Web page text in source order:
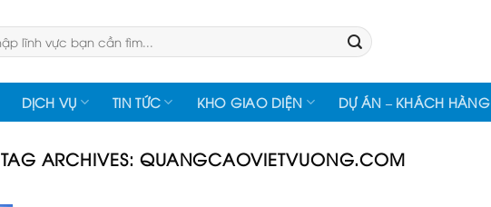
DỊCH VỤ TIN TỨC KHO GIAO DIỆN DỰ ÁN – KHÁCH HÀNG
TAG ARCHIVES: QUANGCAOVIETVUONG.COM